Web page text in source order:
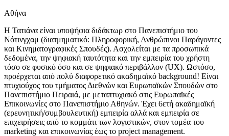
Αθήνα
H Τατιάνα είναι υποψήφια διδάκτωρ στο Πανεπιστήμιο του
Νότινγχαμ (διατμηματικό: Πληροφορική, Ανθρώπινοι Παράγοντες
και Κινηματογραφικές Σπουδές). Ασχολείται με τα προσωπικά
δεδομένα, την ψηφιακή ταυτότητα και την εμπειρία του χρήστη
τόσο σε φυσικό όσο και σε ψηφιακό περιβάλλον (UX). Ωστόσο,
προέρχεται από πολύ διαφορετικό ακαδημαϊκό background! Είναι
πτυχιούχος του τμήματος Διεθνών και Ευρωπαϊκών Σπουδών στο
Πανεπιστήμιο Πειραιά, με μεταπτυχιακό στις Ευρωπαϊκές
Επικοινωνίες στο Πανεπιστήμιο Αθηνών. Έχει 6ετή ακαδημαϊκή
(ερευνητική/συμβουλευτική) εμπειρία αλλά και εμπειρία σε
επιχειρήσεις από το κομμάτι των λογιστικών, στον τομέα του
marketing και επικοινωνίας έως το project management.